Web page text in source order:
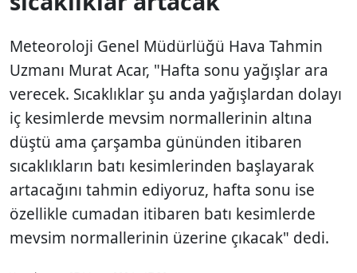
Meteoroloji Genel Müdürlüğü Hava Tahmin
Uzmanı Murat Acar, "Hafta sonu yağışlar ara
verecek. Sıcaklıklar şu anda yağışlardan dolayı
iç kesimlerde mevsim normallerinin altına
düştü ama çarşamba gününden itibaren
sıcaklıkların batı kesimlerinden başlayarak
artacağını tahmin ediyoruz, hafta sonu ise
özellikle cumadan itibaren batı kesimlerde
mevsim normallerinin üzerine çıkacak" dedi.